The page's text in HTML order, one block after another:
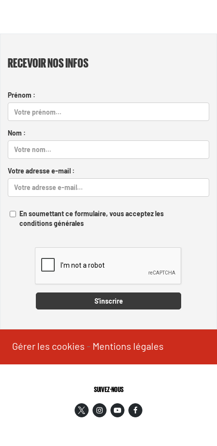
RECEVOIR NOS INFOS
Prénom :
Nom :
Votre adresse e-mail :
En soumettant ce formulaire, vous acceptez les
conditions générales
S'inscrire
Gérer les cookies - Mentions légales
SUIVEZ-NOUS